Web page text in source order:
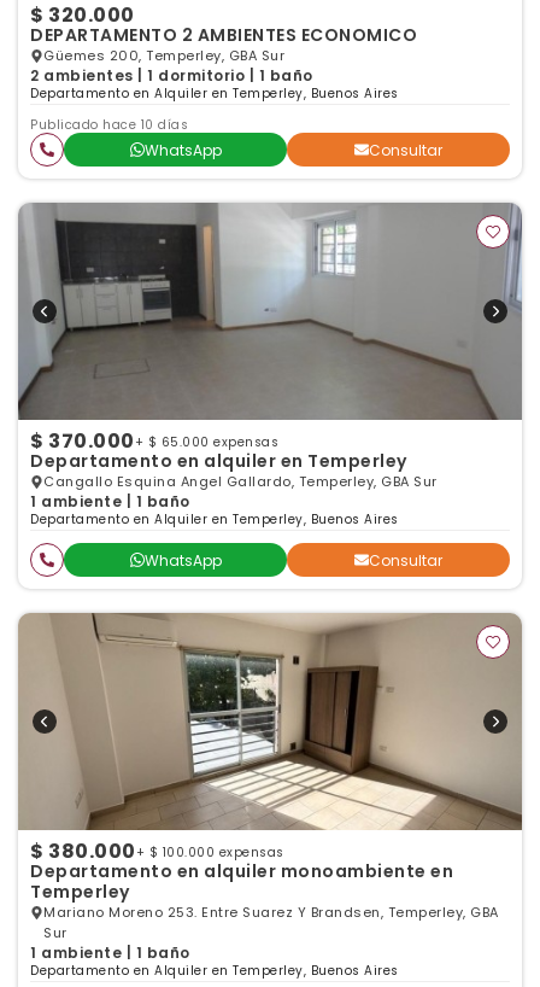
$ 320.000
DEPARTAMENTO 2 AMBIENTES ECONOMICO
Güemes 200, Temperley, GBA Sur
2 ambientes | 1 dormitorio | 1 baño
Departamento en Alquiler en Temperley, Buenos Aires
Publicado hace 10 días
WhatsApp Consultar
$ 370.000 + $ 65.000 expensas
Departamento en alquiler en Temperley
Cangallo Esquina Angel Gallardo, Temperley, GBA Sur
1 ambiente | 1 baño
Departamento en Alquiler en Temperley, Buenos Aires
WhatsApp Consultar
$ 380.000 + $ 100.000 expensas
Departamento en alquiler monoambiente en
Temperley
Mariano Moreno 253. Entre Suarez Y Brandsen, Temperley, GBA
Sur
1 ambiente | 1 baño
Departamento en Alquiler en Temperley, Buenos Aires